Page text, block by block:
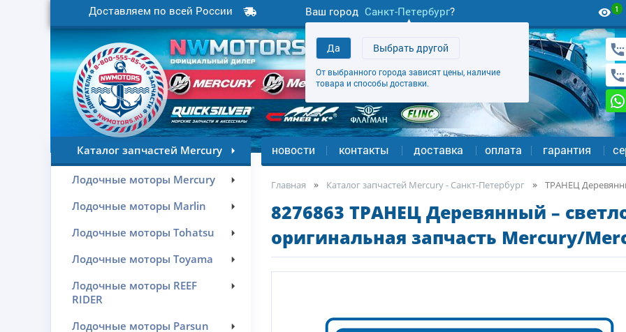
Доставляем по всей России Ваш город Санкт-Петербург?
Да Выбрать другой
От выбранного города зависят цены, наличие
товара и способы доставки.
1
Каталог запчастей Mercury
Лодочные моторы Mercury
Лодочные моторы Marlin
Лодочные моторы Tohatsu
Лодочные моторы Toyama
Лодочные моторы REEF
RIDER
Лодочные моторы Parsun
новости контакты доставка оплата гарантия
Главная Каталог запчастей Mercury - Санкт-Петербург ТРАНЕЦ
8276863 ТРАНЕЦ Деревянный –
оригинальная запчасть Mercury/